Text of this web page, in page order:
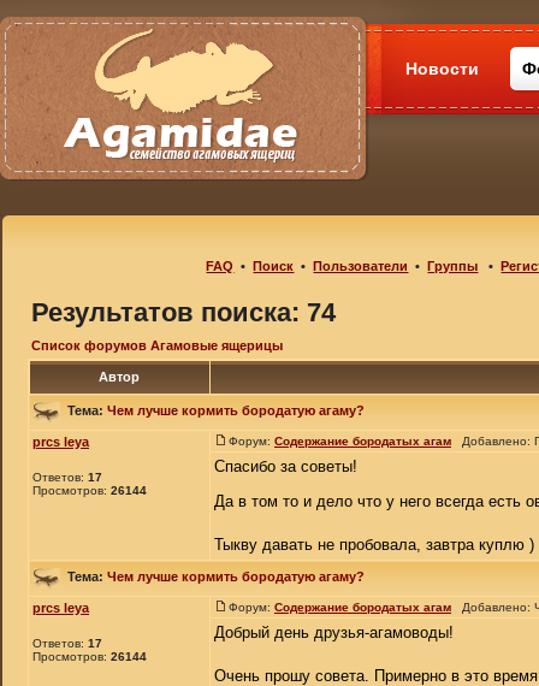
Новости
FAQ •Поиск •Пользователи •Группы •
Результатов поиска: 74
Список форумов Агамовые ящерицы
Автор
Тема: Чем лучше кормить бородатую агаму?
prcs leya
Ответов: 17
Просмотров: 26144
Форум: Содержание бородатых агам Добавлено:
Спасибо за советы!
Да в том то и дело что у него всегда есть
Тыкву давать не пробовала, завтра куплю )
Тема: Чем лучше кормить бородатую агаму?
prcs leya
Ответов: 17
Просмотров: 26144
Форум: Содержание бородатых агам Добавлено:
Добрый день друзья-агамоводы!
Очень прошу совета. Примерно в это